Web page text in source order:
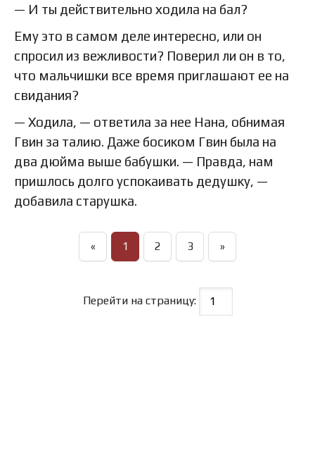
— И ты действительно ходила на бал?
Ему это в самом деле интересно, или он
спросил из вежливости? Поверил ли он в то,
что мальчишки все время приглашают ее на
свидания?
— Ходила, — ответила за нее Нана, обнимая
Гвин за талию. Даже босиком Гвин была на
два дюйма выше бабушки. — Правда, нам
пришлось долго успокаивать дедушку, —
добавила старушка.
« 1 2 3 »
Перейти на страницу: